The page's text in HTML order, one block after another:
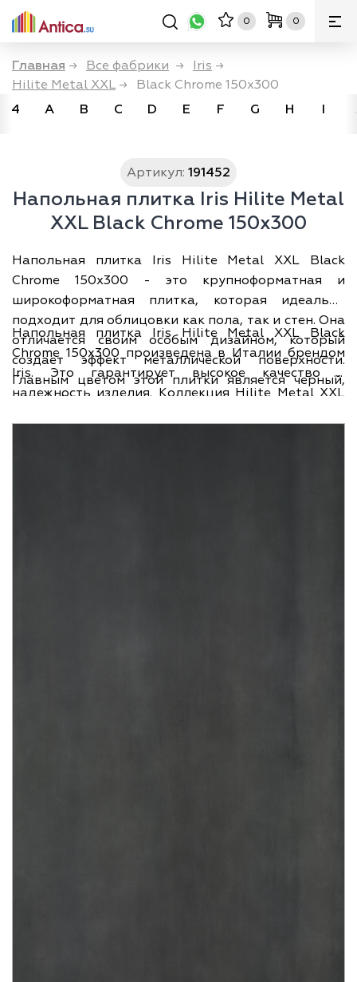
0 0
Главная → Все фабрики → Iris →
Hilite Metal XXL→
Black Chrome 150x300
4
A B C D E F G H I
Артикул: 191452
Напольная плитка Iris Hilite Metal
XXL Black Chrome 150x300
Напольная плитка Iris Hilite Metal XXL Black
Chrome 150x300 - это крупноформатная и
широкоформатная плитка, которая идеально
подходит для облицовки как пола, так и стен. Она
отличается своим особым дизайном, который
создает эффект металлической поверхности.
Главным цветом этой плитки является черный,
который придает интерьеру элегантность и
изысканность. Размеры плитки - 150x300 см., что
Напольная плитка Iris Hilite Metal XXL Black
Chrome 150x300 произведена в Италии брендом
Iris. Это гарантирует высокое качество и
надежность изделия. Коллекция Hilite Metal XXL